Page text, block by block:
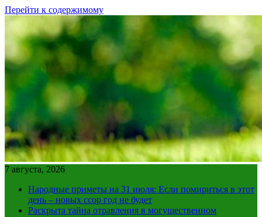
Перейти к содержимому
7 августа, 2026
Народные приметы на 31 июля: Если помириться в этот
день – новых ссор год не будет
Раскрыта тайна отравления в могущественном